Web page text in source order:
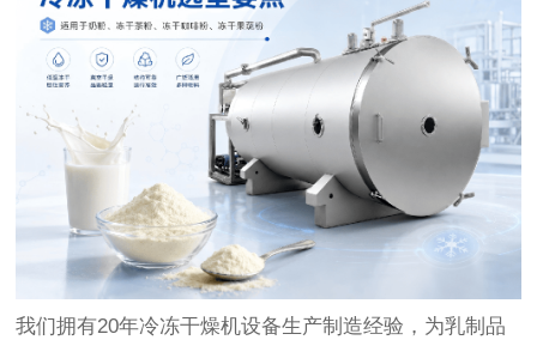
我们拥有20年冷冻干燥机设备生产制造经验，为乳制品